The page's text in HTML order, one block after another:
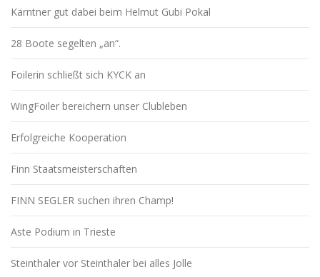
Kärntner gut dabei beim Helmut Gubi Pokal
28 Boote segelten „an“.
Foilerin schließt sich KYCK an
WingFoiler bereichern unser Clubleben
Erfolgreiche Kooperation
Finn Staatsmeisterschaften
FINN SEGLER suchen ihren Champ!
Aste Podium in Trieste
Steinthaler vor Steinthaler bei alles Jolle